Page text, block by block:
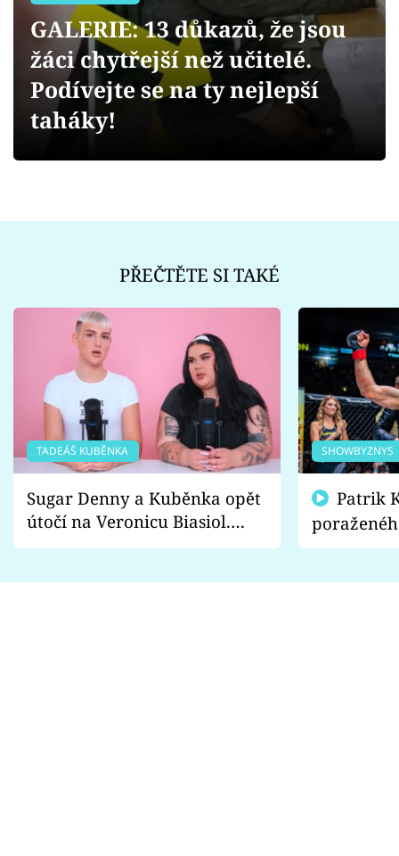
Videa
Sledujte prima+
GALERIE: 13 důkazů, že jsou
žáci chytřejší než učitelé.
Podívejte se na ty nejlepší
taháky!
PŘEČTĚTE SI TAKÉ
TADEÁŠ KUBĚNKA
Sugar Denny a Kuběnka opět
útočí na Veronicu Biasiol.
Proč je podle nich falešná a
SHOWBYZNYS
fanoušci